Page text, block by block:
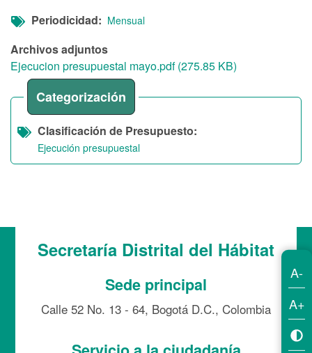
Periodicidad
Mensual
Archivos adjuntos
Ejecucion presupuestal mayo.pdf (275.85 KB)
Categorización
Clasificación de Presupuesto
Ejecución presupuestal
Secretaría Distrital del Hábitat
Sede principal
Calle 52 No. 13 - 64, Bogotá D.C., Colombia
A-
A+